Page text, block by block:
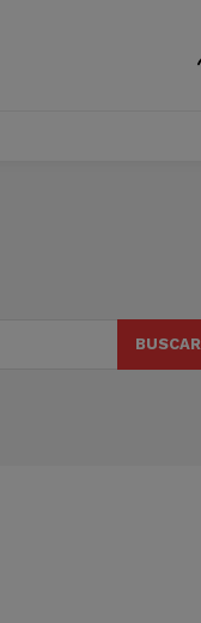
BUSCAR